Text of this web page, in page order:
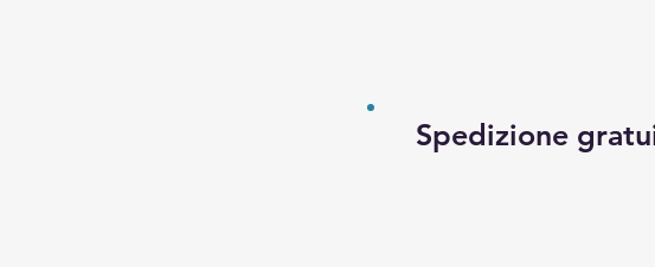
Spedizione